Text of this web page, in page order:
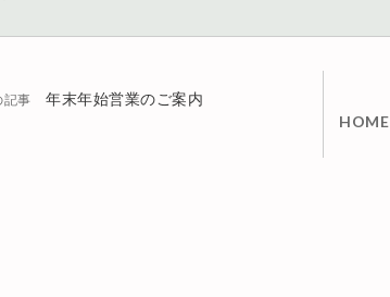
年末年始営業のご案内
HOME